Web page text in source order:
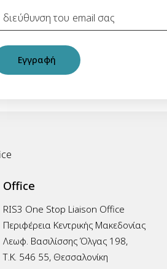
Office
RIS3 One Stop Liaison Office
Περιφέρεια Κεντρικής Μακεδονίας
Λεωφ. Βασιλίσσης Όλγας 198,
Τ.Κ. 546 55, Θεσσαλονίκη
Εγγραφή